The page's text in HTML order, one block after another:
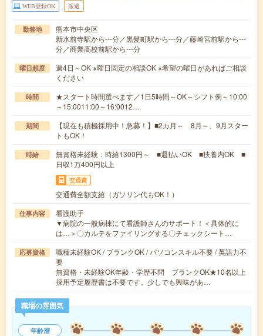
WEB登録OK 派遣
勤務地
熊本市中央区
新水前寺駅から---分／黒髪町駅から---分／藤崎宮前駅から---
分／商業高校前駅から---分
曜日頻度
週4日～OK ※曜日固定の相談OK ※希望の曜日があればご相談
ください
時間
★スタート時間選べます／1日5時間～OK～シフト例～10:00
～15:0011:00～16:0012…
期間
【現在も積極採用中！急募！】■2カ月～ 8月～、9月スター
トもOK！
時給
無資格未経験：時給1300円～ ■週払いOK ■扶養内OK ■
日収1万400円以上
交通費
交通費全額支給（ガソリン代もOK！）
仕事内容
看護助手
▼病院の一般病棟にて看護師さんのサポート！＜具体的に
は…＞〇カルテをファイリングする〇チェックシート…
応募資格
職種未経験OK / ブランクOK / パソコンスキル不要 / 英語力不
要
無資格・未経験OK年齢・学歴不問 ブランクOK★10名以上
採用予定履歴書は不要です。少しでも興味があ…
職場の雰囲気
年齢層